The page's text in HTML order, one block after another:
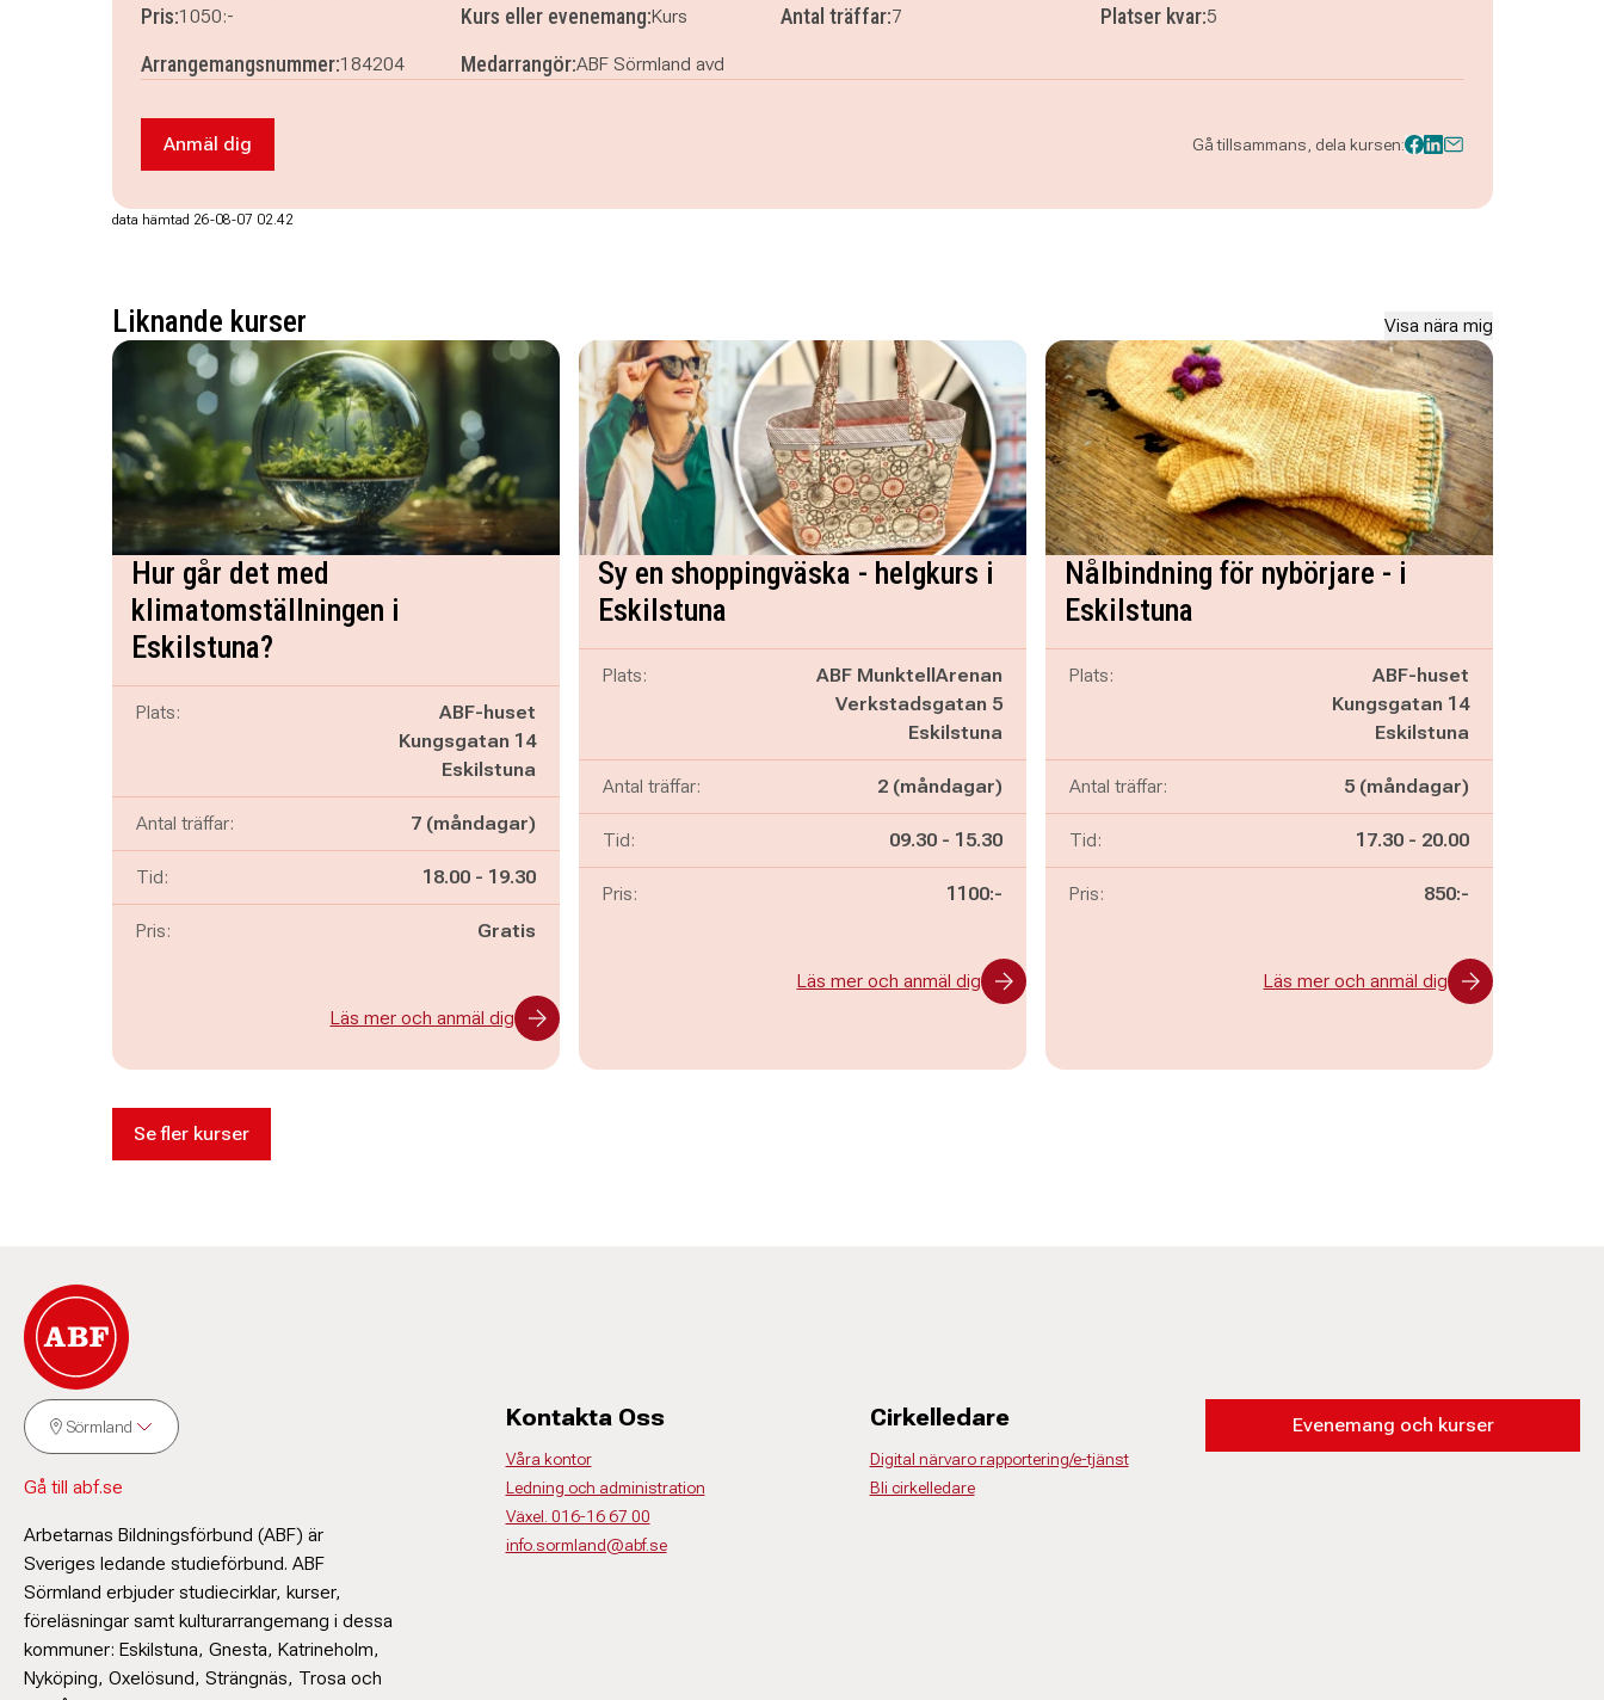
Pris:1050:- Kurs eller evenemang:Kurs Antal träffar:7 Platser kvar:5
Arrangemangsnummer:184204 Medarrangör:ABF Sörmland avd
Anmäl dig till Lär dig sticka - i Eskilstuna
Anmäl dig Gå tillsammans, dela kursen:
data hämtad 26-08-07 02.42
Liknande kurser Visa nära mig
Hur går det med
klimatomställningen i
Eskilstuna?
Plats:
ABF-huset
Kungsgatan 14
Eskilstuna
Antal träffar: 7 (måndagar)
Tid: Pågår mellan
18.00 - och
19.30
Pris: Gratis
Läs mer och anmäl dig
Sy en shoppingväska - helgkurs i
Eskilstuna
Plats:
ABF MunktellArenan
Verkstadsgatan 5
Eskilstuna
Antal träffar: 2 (måndagar)
Tid: Pågår mellan
09.30 - och
15.30
Pris: 1100:-
Läs mer och anmäl dig
Nålbindning för nybörjare - i
Eskilstuna
Plats:
ABF-huset
Kungsgatan 14
Eskilstuna
Antal träffar: 5 (måndagar)
Tid: Pågår mellan
17.30 - och
20.00
Pris: 850:-
Läs mer och anmäl dig
Se fler kurser
Sörmland
Gå till abf.se
Arbetarnas Bildningsförbund (ABF) är
Sveriges ledande studieförbund. ABF
Sörmland erbjuder studiecirklar, kurser,
föreläsningar samt kulturarrangemang i dessa
kommuner: Eskilstuna, Gnesta, Katrineholm,
Nyköping, Oxelösund, Strängnäs, Trosa och
Kontakta Oss
Våra kontor
Ledning och administration
Växel. 016-16 67 00
info.sormland@abf.se
Cirkelledare
Digital närvaro rapportering/e-tjänst
Bli cirkelledare
Evenemang och kurser